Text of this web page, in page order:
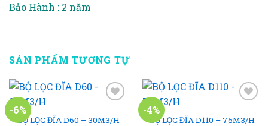
Bảo Hành : 2 năm
SẢN PHẨM TƯƠNG TỰ
-6%
BỘ LỌC ĐĨA D60 – 30M3/H
-4%
BỘ LỌC ĐĨA D110 – 75M3/H